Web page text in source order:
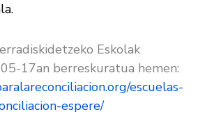
Eskolak
17an berreskuratua hemen:
escuelas-
espere/